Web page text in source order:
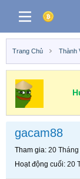
Trang Chủ Thành
gacam88
Tham gia 20
Hoạt động cuối 20